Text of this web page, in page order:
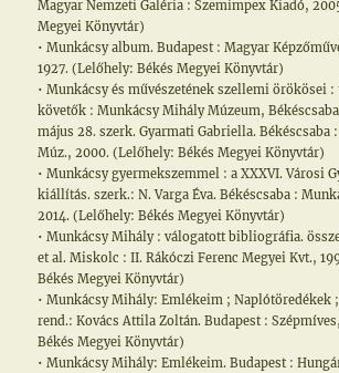
Magyar Nemzeti Galéria : Szemimpex Kiadó,
Megyei Könyvtár)
• Munkácsy album. Budapest : Magyar
1927. (Lelőhely: Békés Megyei Könyvtár)
• Munkácsy és művészetének szellemi örökösei
követők : Munkácsy Mihály Múzeum,
május 28. szerk. Gyarmati Gabriella. Békéscsaba
Múz., 2000. (Lelőhely: Békés Megyei Könyvtár)
• Munkácsy gyermekszemmel : a XXXVI. Városi
kiállítás. szerk.: N. Varga Éva. Békéscsaba :
2014. (Lelőhely: Békés Megyei Könyvtár)
• Munkácsy Mihály : válogatott bibliográfia.
et al. Miskolc : II. Rákóczi Ferenc Megyei Kvt.,
Békés Megyei Könyvtár)
• Munkácsy Mihály: Emlékeim ; Naplótöredékek
rend.: Kovács Attila Zoltán. Budapest :
Békés Megyei Könyvtár)
• Munkácsy Mihály: Emlékeim. Budapest :